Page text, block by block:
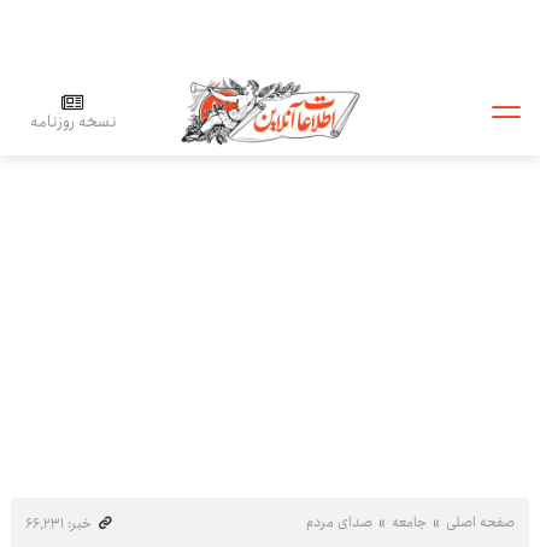
نسخه روزنامه
صفحه اصلی جامعه صدای مردم
خبر: ۶۶٬۲۳۱